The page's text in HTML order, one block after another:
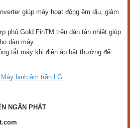
giúp máy hoạt động êm dịu, giảm
phủ Gold FinTM trên dàn tản nhiệt giúp
dàn máy.
tắt máy khi điện áp bất thường để
Máy lạnh âm trần LG
NGÂN PHÁT